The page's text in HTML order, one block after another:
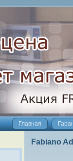
Главная
Fabiano